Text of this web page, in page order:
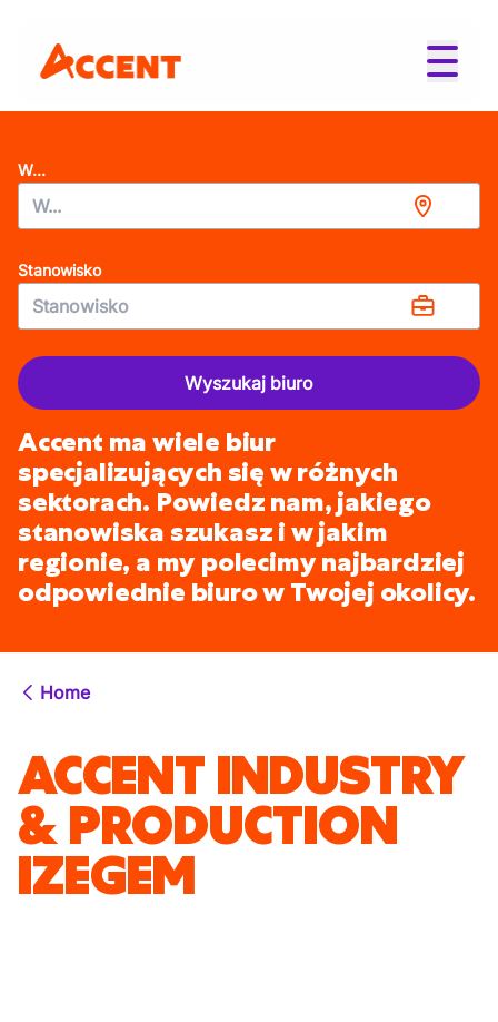
W...
Stanowisko
Wyszukaj biuro
Accent ma wiele biur
specjalizujących się w różnych
sektorach. Powiedz nam, jakiego
stanowiska szukasz i w jakim
regionie, a my polecimy najbardziej
odpowiednie biuro w Twojej okolicy.
Home
ACCENT INDUSTRY
& PRODUCTION
IZEGEM